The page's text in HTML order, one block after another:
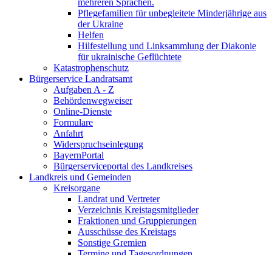
mehreren Sprachen.
Pflegefamilien für unbegleitete Minderjährige aus
der Ukraine
Helfen
Hilfestellung und Linksammlung der Diakonie
für ukrainische Geflüchtete
Katastrophenschutz
Bürgerservice Landratsamt
Aufgaben A - Z
Behördenwegweiser
Online-Dienste
Formulare
Anfahrt
Widerspruchseinlegung
BayernPortal
Bürgerserviceportal des Landkreises
Landkreis und Gemeinden
Kreisorgane
Landrat und Vertreter
Verzeichnis Kreistagsmitglieder
Fraktionen und Gruppierungen
Ausschüsse des Kreistags
Sonstige Gremien